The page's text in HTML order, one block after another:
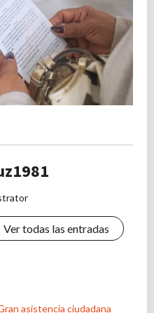
Ver todas las entradas
asistencia ciudadana